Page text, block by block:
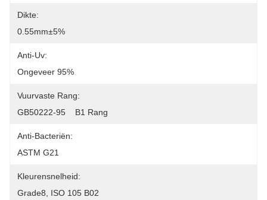
Dikte:
0.55mm±5%
Anti-Uv:
Ongeveer 95%
Vuurvaste Rang:
GB50222-95    B1 Rang
Anti-Bacteriën:
ASTM G21
Kleurensnelheid:
Grade8, ISO 105 B02